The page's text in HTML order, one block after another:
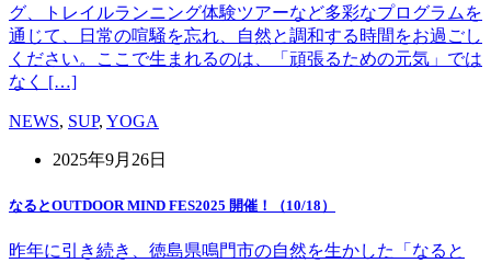
グ、トレイルランニング体験ツアーなど多彩なプログラムを
通じて、日常の喧騒を忘れ、自然と調和する時間をお過ごし
ください。ここで生まれるのは、「頑張るための元気」では
なく […]
NEWS, SUP, YOGA
2025年9月26日
なるとOUTDOOR MIND FES2025 開催！（10/18）
昨年に引き続き、徳島県鳴門市の自然を生かした「なると